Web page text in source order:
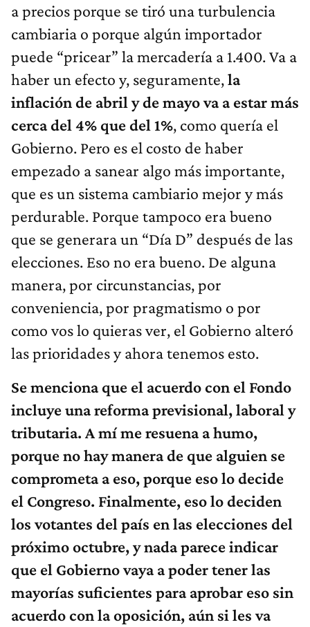
a precios porque se tiró una turbulencia
cambiaria o porque algún importador
puede “pricear” la mercadería a 1.400. Va a
haber un efecto y, seguramente,la
inflación de abril y de mayo va a estar más
cerca del 4% que del 1%, como quería el
Gobierno. Pero es el costo de haber
empezado a sanear algo más importante,
que es un sistema cambiario mejor y más
perdurable. Porque tampoco era bueno
que se generara un “Día D” después de las
elecciones. Eso no era bueno. De alguna
manera, por circunstancias, por
conveniencia, por pragmatismo o por
como vos lo quieras ver, el Gobierno alteró
las prioridades y ahora tenemos esto.
Se menciona que el acuerdo con el Fondo
incluye una reforma previsional, laboral y
tributaria. A mí me resuena a humo,
porque no hay manera de que alguien se
comprometa a eso, porque eso lo decide
el Congreso. Finalmente, eso lo deciden
los votantes del país en las elecciones del
próximo octubre, y nada parece indicar
que el Gobierno vaya a poder tener las
mayorías suficientes para aprobar eso sin
acuerdo con la oposición, aún si les va